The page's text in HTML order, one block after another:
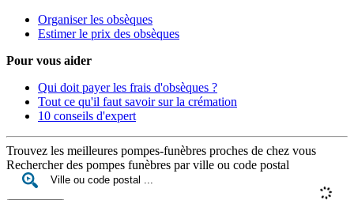
Organiser les obsèques
Estimer le prix des obsèques
Pour vous aider
Qui doit payer les frais d'obsèques ?
Tout ce qu'il faut savoir sur la crémation
10 conseils d'expert
Trouvez les meilleures pompes-funèbres proches de chez vous
Rechercher des pompes funèbres par ville ou code postal